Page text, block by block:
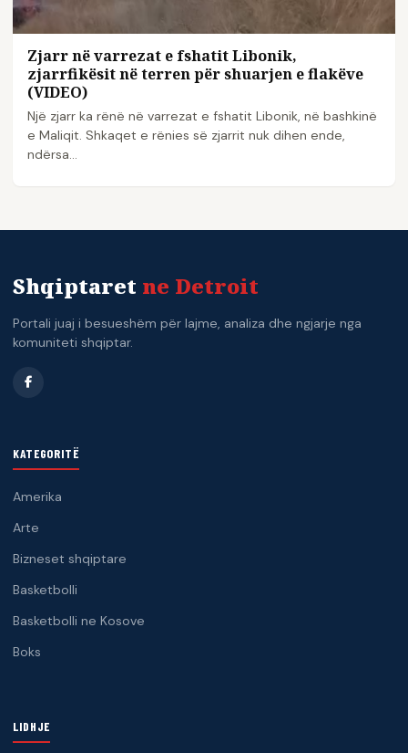
Zjarr në varrezat e fshatit Libonik,
zjarrfikësit në terren për shuarjen e flakëve
(VIDEO)
Një zjarr ka rënë në varrezat e fshatit Libonik, në bashkinë
e Maliqit. Shkaqet e rënies së zjarrit nuk dihen ende,
ndërsa…
Shqiptaret ne Detroit
Portali juaj i besueshëm për lajme, analiza dhe ngjarje nga
komuniteti shqiptar.
KATEGORITË
Amerika
Arte
Bizneset shqiptare
Basketbolli
Basketbolli ne Kosove
Boks
LIDHJE